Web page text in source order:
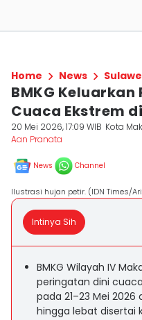
Home News
BMKG
Cuaca Ekstrem
20 Mei 2026, 17:09 WIB Kota
Aan Pranata
News Channel
Ilustrasi hujan petir. (IDN Times/
Intinya Sih
BMKG Wilayah IV
peringatan dini
pada 21–23 Mei
hingga lebat disertai